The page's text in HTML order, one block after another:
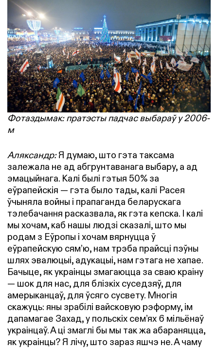
Фотаздымак: пратэсты падчас выбараў у 2006-
м
Аляксандр:Я думаю, што гэта таксама
залежала не ад абгрунтаванага выбару, а ад
эмацыйнага. Калі былі гэтыя 50% за
еўрапейскія — гэта было тады, калі Расея
ўчыняла войны і прапаганда беларускага
тэлебачання расказвала, як гэта кепска. І калі
мы хочам, каб нашы людзі сказалі, што мы
родам з Еўропы і хочам вярнуцца ў
еўрапейскую сям’ю, нам трэба прайсці пэўны
шлях эвалюцыі, адукацыі, нам гэтага не хапае.
Бачыце, як украінцы змагаюцца за сваю краіну
— шок для нас, для блізкіх суседзяў, для
амерыканцаў, для ўсяго сусвету. Многія
скажуць: яны зрабілі вайсковую рэформу, ім
дапамагае Захад, у польскіх сем’ях 6 мільёнаў
украінцаў. А ці змаглі бы мы так жа абараняцца,
як украінцы? Я лічу, што зараз яшчэ не. А чаму